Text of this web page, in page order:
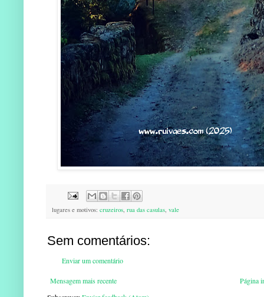
lugares e motivos: cruzeiros, rua das casulas, vale
Sem comentários:
Enviar um comentário
Mensagem mais recente
Página